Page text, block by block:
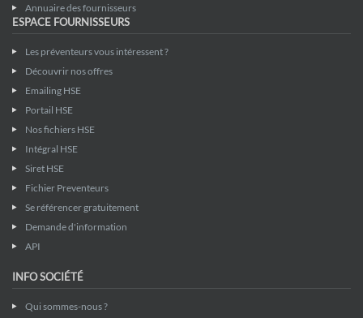
Annuaire des fournisseurs
ESPACE FOURNISSEURS
Les préventeurs vous intéressent ?
Découvrir nos offres
Emailing HSE
Portail HSE
Nos fichiers HSE
Intégral HSE
Siret HSE
Fichier Preventeurs
Se référencer gratuitement
Demande d'information
API
INFO SOCIÉTÉ
Qui sommes-nous ?